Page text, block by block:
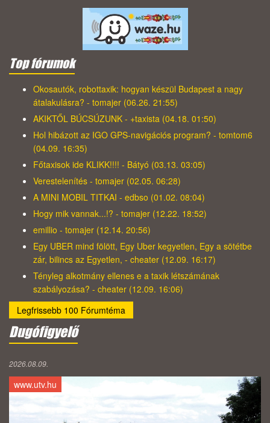
Top fórumok
Okosautók, robottaxik: hogyan készül Budapest a nagy
átalakulásra? - tomajer (06.26. 21:55)
AKIKTŐL BÚCSÚZUNK - +taxista (04.18. 01:50)
Hol hibázott az IGO GPS-navigációs program? - tomtom6
(04.09. 16:35)
Főtaxisok ide KLIKK!!!! - Bátyó (03.13. 03:05)
Verestelenítés - tomajer (02.05. 06:28)
A MINI MOBIL TITKAI - edbso (01.02. 08:04)
Hogy mik vannak...!? - tomajer (12.22. 18:52)
emillio - tomajer (12.14. 20:56)
Egy UBER mind fölött, Egy Uber kegyetlen, Egy a sötétbe
zár, bilincs az Egyetlen, - cheater (12.09. 16:17)
Tényleg alkotmány ellenes e a taxik létszámának
szabályozása? - cheater (12.09. 16:06)
Legfrissebb 100 Fórumtéma
Dugófigyelő
2026.08.09.
www.utv.hu